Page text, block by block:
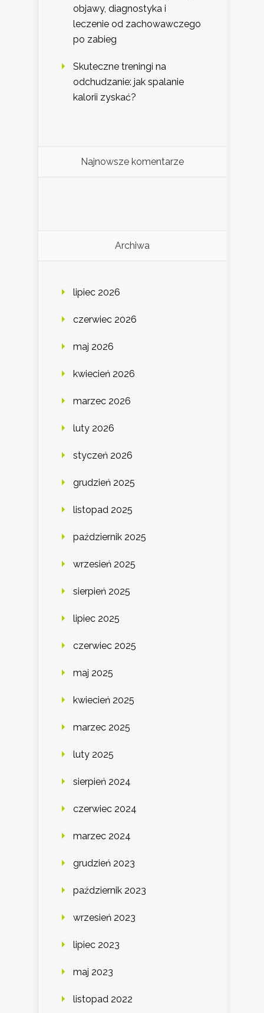
objawy, diagnostyka i
leczenie od zachowawczego
po zabieg
Skuteczne treningi na
odchudzanie: jak spalanie
kalorii zyskać?
Najnowsze komentarze
Archiwa
lipiec 2026
czerwiec 2026
maj 2026
kwiecień 2026
marzec 2026
luty 2026
styczeń 2026
grudzień 2025
listopad 2025
październik 2025
wrzesień 2025
sierpień 2025
lipiec 2025
czerwiec 2025
maj 2025
kwiecień 2025
marzec 2025
luty 2025
sierpień 2024
czerwiec 2024
marzec 2024
grudzień 2023
październik 2023
wrzesień 2023
lipiec 2023
maj 2023
listopad 2022